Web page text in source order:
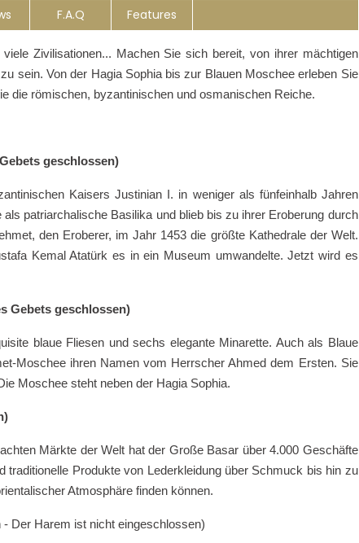
F.A.Q Features
Zivilisationen... Machen Sie sich bereit, von ihrer mächtigen
sein. Von der Hagia Sophia bis zur Blauen Moschee erleben Sie
die römischen, byzantinischen und osmanischen Reiche.
geschlossen)
Kaisers Justinian I. in weniger als fünfeinhalb Jahren
patriarchalische Basilika und blieb bis zu ihrer Eroberung durch
den Eroberer, im Jahr 1453 die größte Kathedrale der Welt.
Kemal Atatürk es in ein Museum umwandelte. Jetzt wird es
Gebets geschlossen)
blaue Fliesen und sechs elegante Minarette. Auch als Blaue
Moschee ihren Namen vom Herrscher Ahmed dem Ersten. Sie
Moschee steht neben der Hagia Sophia.
Märkte der Welt hat der Große Basar über 4.000 Geschäfte
traditionelle Produkte von Lederkleidung über Schmuck bis hin zu
Atmosphäre finden können.
Der Harem ist nicht eingeschlossen)